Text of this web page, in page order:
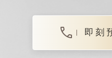
即刻